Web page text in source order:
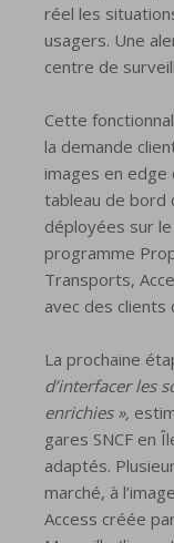
réel les
usagers. Une
centre de
Cette
la demande
images en edge
tableau de bord
déployées sur
programme
Transports,
avec des clients
La prochaine
d’interfacer les
enrichies »,
gares SNCF en
adaptés.
marché, à
Access créée